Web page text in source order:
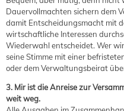
Dauervollmachten sichern dem
damit Entscheidungsmacht mit
wirtschaftliche Interessen
Wiederwahl entscheidet. Wer
seine Stimme mit einer
oder dem Verwaltungsbeirat
3. Mir ist die Anreise zur
weit weg.